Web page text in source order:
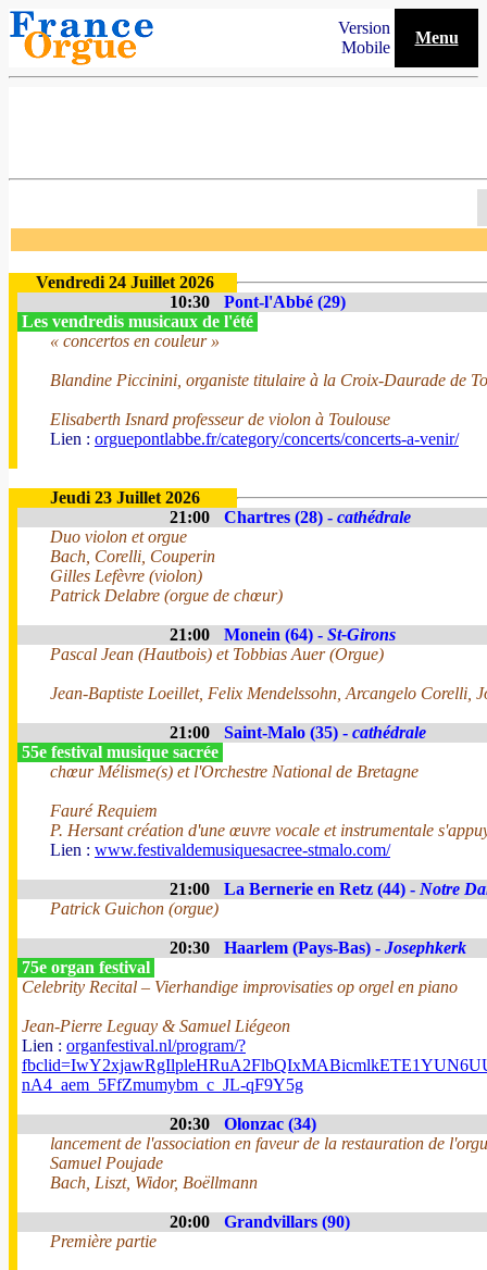
Version
Mobile
Menu
Vendredi 24 Juillet 2026
10:30
Pont-l'Abbé (29)
Les vendredis musicaux de l'été
« concertos en couleur »
Blandine Piccinini, organiste titulaire à la Croix-Daurade de
Elisaberth Isnard professeur de violon à Toulouse
Lien : orguepontlabbe.fr/category/concerts/concerts-a-venir/
Jeudi 23 Juillet 2026
21:00
Chartres (28) - cathédrale
Duo violon et orgue
Bach, Corelli, Couperin
Gilles Lefèvre (violon)
Patrick Delabre (orgue de chœur)
21:00 Monein (64) - St-Girons
Pascal Jean (Hautbois) et Tobbias Auer (Orgue)
Jean-Baptiste Loeillet, Felix Mendelssohn, Arcangelo Corelli,
21:00 Saint-Malo (35) - cathédrale
55e festival musique sacrée
chœur Mélisme(s) et l'Orchestre National de Bretagne
Fauré Requiem
P. Hersant création d'une œuvre vocale et instrumentale
Lien : www.festivaldemusiquesacree-stmalo.com/
21:00 La Bernerie en Retz (44) - Notre
Patrick Guichon (orgue)
20:30 Haarlem (Pays-Bas) - Josephkerk
75e organ festival
Celebrity Recital – Vierhandige improvisaties op orgel en piano
Jean-Pierre Leguay & Samuel Liégeon
Lien : organfestival.nl/program/?
nA4_aem_5FfZmumybm_c_JL-qF9Y5g
20:30
Olonzac (34)
lancement de l'association en faveur de la restauration de
Samuel Poujade
Bach, Liszt, Widor, Boëllmann
20:00
Grandvillars (90)
Première partie